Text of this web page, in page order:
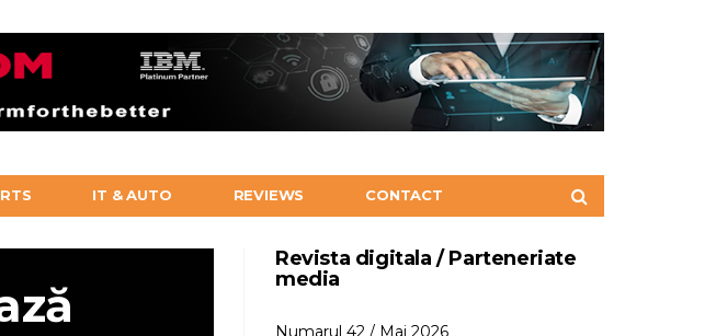
IT & AUTO REVIEWS CONTACT
Revista digitala / Parteneriate
media
Numarul 42 / Mai 2026